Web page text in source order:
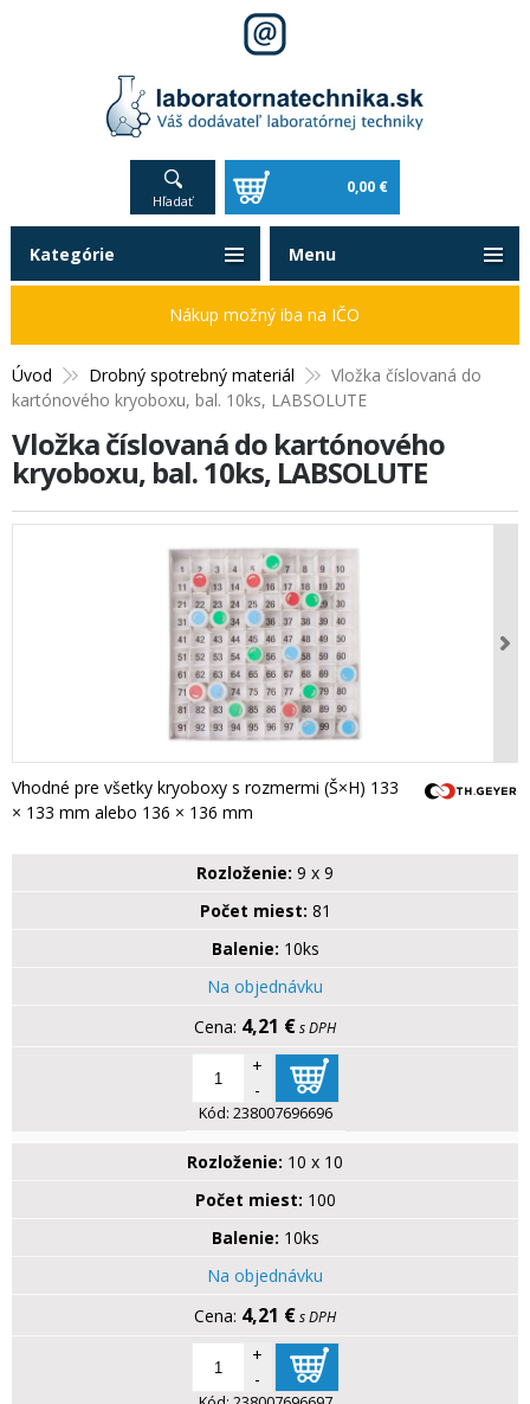
Hľadať
0,00 €
Úvod Drobný spotrebný materiál
Vložka číslovaná do
kartónového kryoboxu, bal. 10ks, LABSOLUTE
Vložka číslovaná do kartónového
kryoboxu, bal. 10ks, LABSOLUTE
Vhodné pre všetky kryoboxy s rozmermi (Š×H) 133
× 133 mm alebo 136 × 136 mm
Rozloženie: 9 x 9
Počet miest: 81
Balenie: 10ks
Na objednávku
4,21 €s DPH
+
-
Kód: 238007696696
Rozloženie: 10 x 10
Počet miest: 100
Balenie: 10ks
Na objednávku
4,21 €s DPH
+
-
Kategórie
Nákup možný iba na IČO
Menu